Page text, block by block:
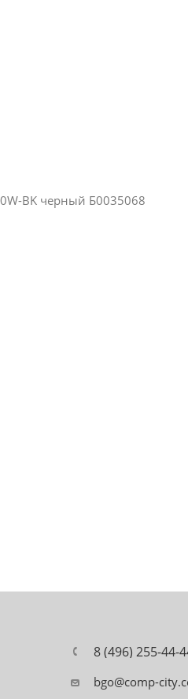
BK черный Б0035068
8 (496) 255-44-
bgo@comp-